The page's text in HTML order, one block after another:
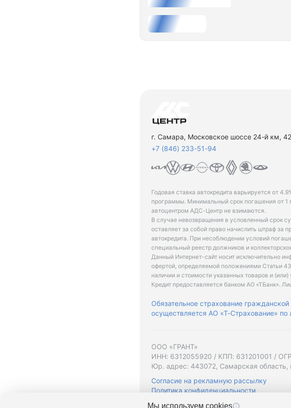
г. Самара, Московское шоссе 24-й км, 42
+7 (846) 233-51-94
Годовая ставка автокредита варьируется от
программы. Минимальный срок погашения от
автоцентром АДС-Центр не взимаются.
В случае невозвращения в условленный срок
оставляет за собой право начислить штраф за
автокредита. При несоблюдении условий
специальный реестр должников и
Данный Интернет-сайт носит исключительно
офертой, определяемой положениями Статьи
наличии и стоимости указанных товаров и
Кредит предоставляется банком АО «ТБанк».
Обязательное страхование
осуществляется АО «Т-Страхование»
ООО «ГРАНТ»
ИНН: 6312055920 / КПП: 631201001 /
Юр. адрес: 443072, Самарская
Согласие на рекламную рассылку
Политика конфиденциальности
Мы используем cookies